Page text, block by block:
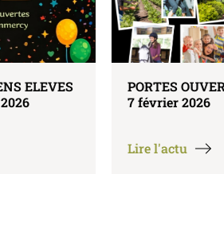
PORTES OUVERTES le samedi